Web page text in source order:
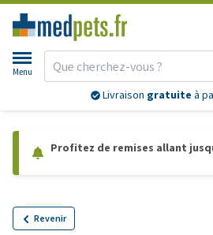
Menu
Livraison gratuite à
Profitez de remises allant
Revenir